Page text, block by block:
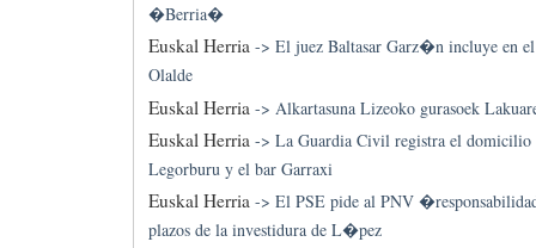
�Berria�
Euskal Herria-> El juez Baltasar Garz�n incluye en
Olalde
Euskal Herria -> Alkartasuna Lizeoko gurasoek
Euskal Herria-> La Guardia Civil registra el
Legorburu y el bar Garraxi
Euskal Herria-> El PSE pide al PNV
plazos de la investidura de L�pez